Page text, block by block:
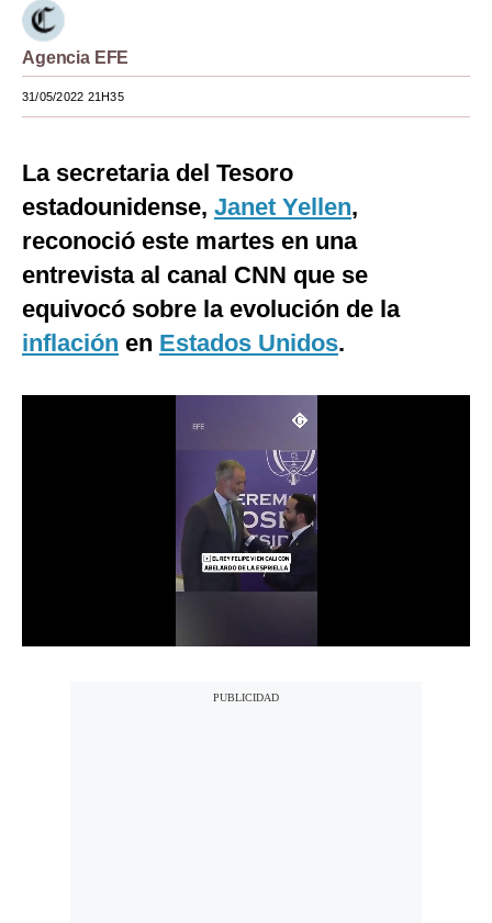
Moda
Estilos
Mundo
EEUU
México
España
Internacional
Tecnología
Videos
Agencia EFE
31/05/2022 21H35
La secretaria del Tesoro
estadounidense, Janet Yellen,
reconoció este martes en una
entrevista al canal CNN que se
equivocó sobre la evolución de la
inflación en Estados Unidos.